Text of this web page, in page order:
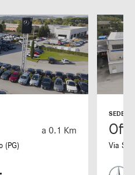
a 0.1 Km
(PG)
SEDE DI
Via S.